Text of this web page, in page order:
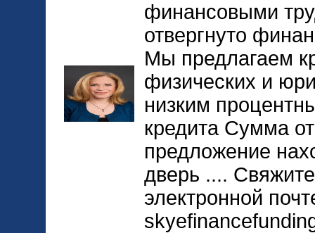
финансовыми
отвергнуто
Мы предлагаем
физических и
низким
кредита Сумма
предложение
дверь ....
электронной